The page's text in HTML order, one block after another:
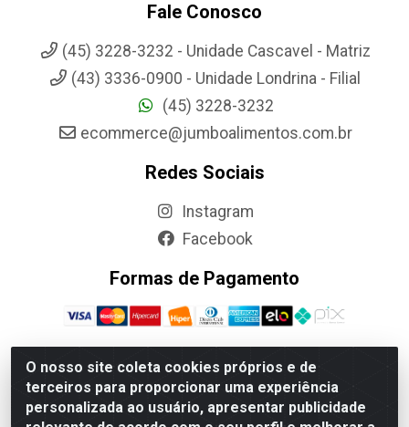
O nosso site coleta cookies próprios e de
terceiros para proporcionar uma experiência
personalizada ao usuário, apresentar publicidade
Fale Conosco
(45) 3228-3232 - Unidade Cascavel - Matriz
(43) 3336-0900 - Unidade Londrina - Filial
(45) 3228-3232
ecommerce@jumboalimentos.com.br
Redes Sociais
Instagram
Facebook
Formas de Pagamento
Jumbo Alimentos Cascavel - Matriz - Rua Itatiba Do Sul, 161 -
Santos Dumont, Cascavel-PR - CEP 85804-700- CNPJ